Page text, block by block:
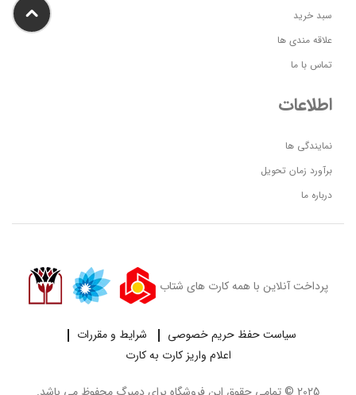
سبد خرید
علاقه مندی ها
تماس با ما
اطلاعات
نمایندگی ها
برآورد زمان تحویل
درباره ما
پرداخت آنلاین با همه کارت های شتاب
سیاست حفظ حریم خصوصی
شرایط و مقررات
اعلام واریز کارت به کارت